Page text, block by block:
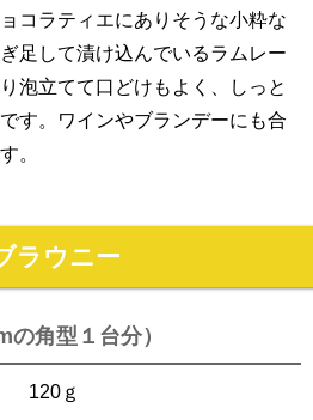
コラティエにありそうな小粋な
足して漬け込んでいるラムレー
泡立てて口どけもよく、しっと
す。ワインやブランデーにも合
。
ラウニー
角型１台分）
120ｇ